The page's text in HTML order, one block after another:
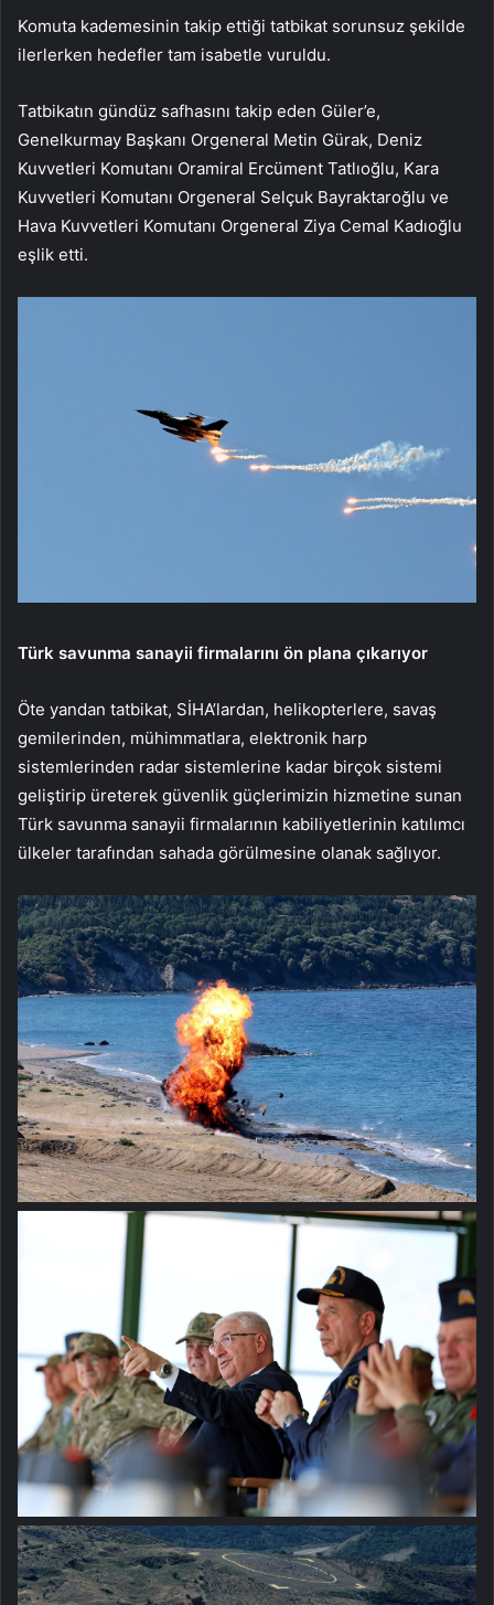
Komuta kademesinin takip ettiği tatbikat sorunsuz şekilde
ilerlerken hedefler tam isabetle vuruldu.
Tatbikatın gündüz safhasını takip eden Güler’e,
Genelkurmay Başkanı Orgeneral Metin Gürak, Deniz
Kuvvetleri Komutanı Oramiral Ercüment Tatlıoğlu, Kara
Kuvvetleri Komutanı Orgeneral Selçuk Bayraktaroğlu ve
Hava Kuvvetleri Komutanı Orgeneral Ziya Cemal Kadıoğlu
eşlik etti.
Türk savunma sanayii firmalarını ön plana çıkarıyor
Öte yandan tatbikat, SİHA’lardan, helikopterlere, savaş
gemilerinden, mühimmatlara, elektronik harp
sistemlerinden radar sistemlerine kadar birçok sistemi
geliştirip üreterek güvenlik güçlerimizin hizmetine sunan
Türk savunma sanayii firmalarının kabiliyetlerinin katılımcı
ülkeler tarafından sahada görülmesine olanak sağlıyor.